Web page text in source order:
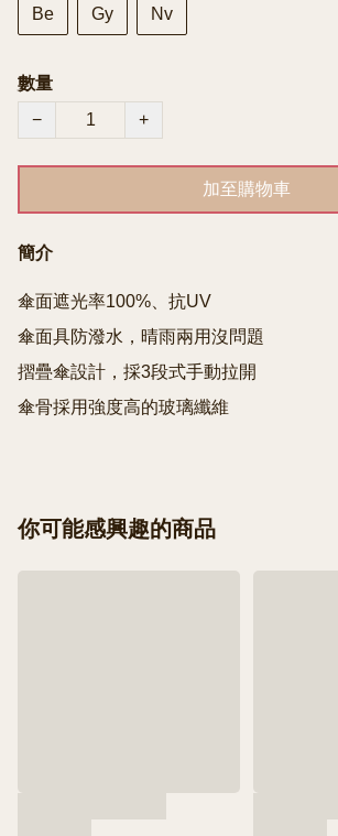
Be Gy Nv
數量
−
+
加至購物車
簡介
傘面遮光率100%、抗UV
傘面具防潑水，晴雨兩用沒問題
摺疊傘設計，採3段式手動拉開
傘骨採用強度高的玻璃纖維
你可能感興趣的商品